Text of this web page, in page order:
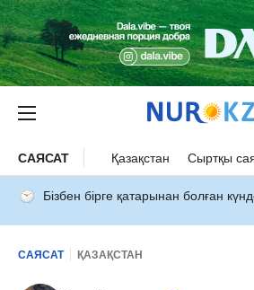
САЯСАТ Қазақстан Сыртқы
Бізбен бірге қатарынан болған
САЯСАТ ҚАЗАҚСТАН